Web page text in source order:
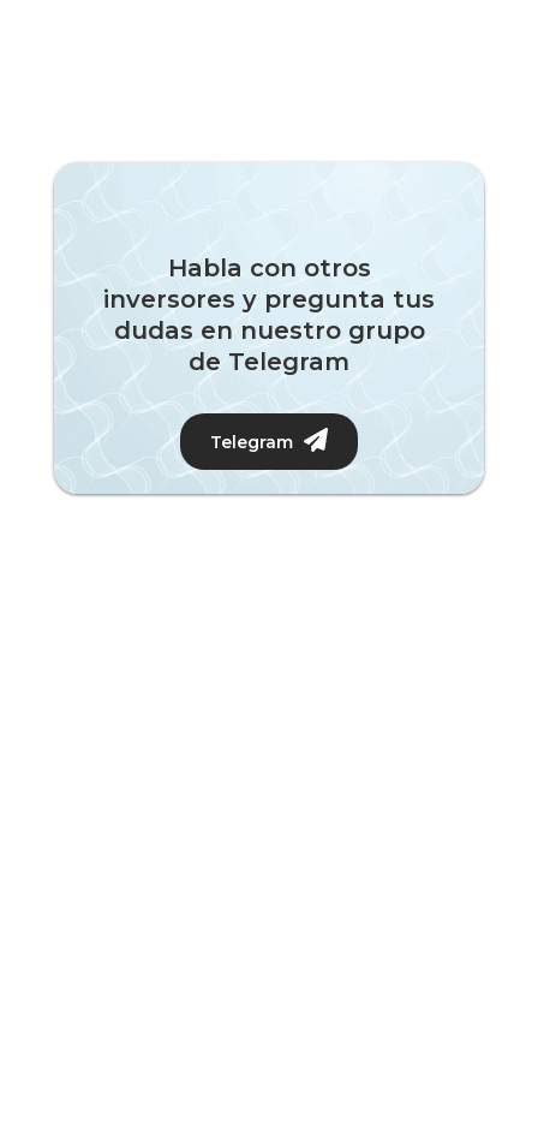
Habla con otros
inversores y pregunta tus
dudas en nuestro grupo
de Telegram
Telegram